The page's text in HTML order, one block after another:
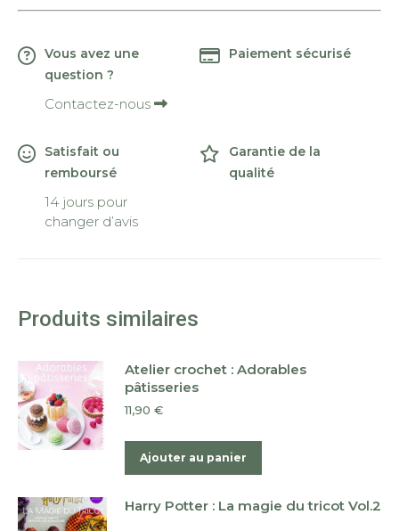
Vous avez une
question ?
Contactez-nous
Paiement sécurisé
Satisfait ou
remboursé
14 jours pour
changer d’avis
Garantie de la
qualité
Produits similaires
Atelier crochet : Adorables
pâtisseries
11,90 €
Ajouter au panier
Harry Potter : La magie du tricot Vol.2